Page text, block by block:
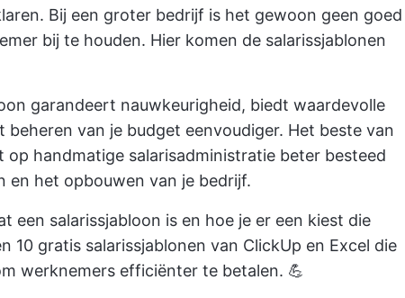
Bij een groter bedrijf is het gewoon geen goed
bij te houden. Hier komen de salarissjablonen
garandeert nauwkeurigheid, biedt waardevolle
van je budget eenvoudiger. Het beste van
op handmatige salarisadministratie beter besteed
en het opbouwen van je bedrijf.
een salarissjabloon is en hoe je er een kiest die
10 gratis salarissjablonen van ClickUp en Excel die
werknemers efficiënter te betalen. 💪